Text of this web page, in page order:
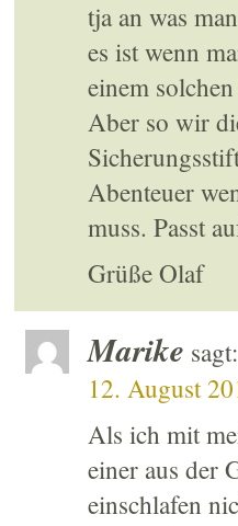
tja an was
es ist wenn
einem
Aber so wir
Abenteuer
muss. Passt
Grüße Olaf
Marike sagt:
12. August
Als ich mit
einer aus der
einschlafen